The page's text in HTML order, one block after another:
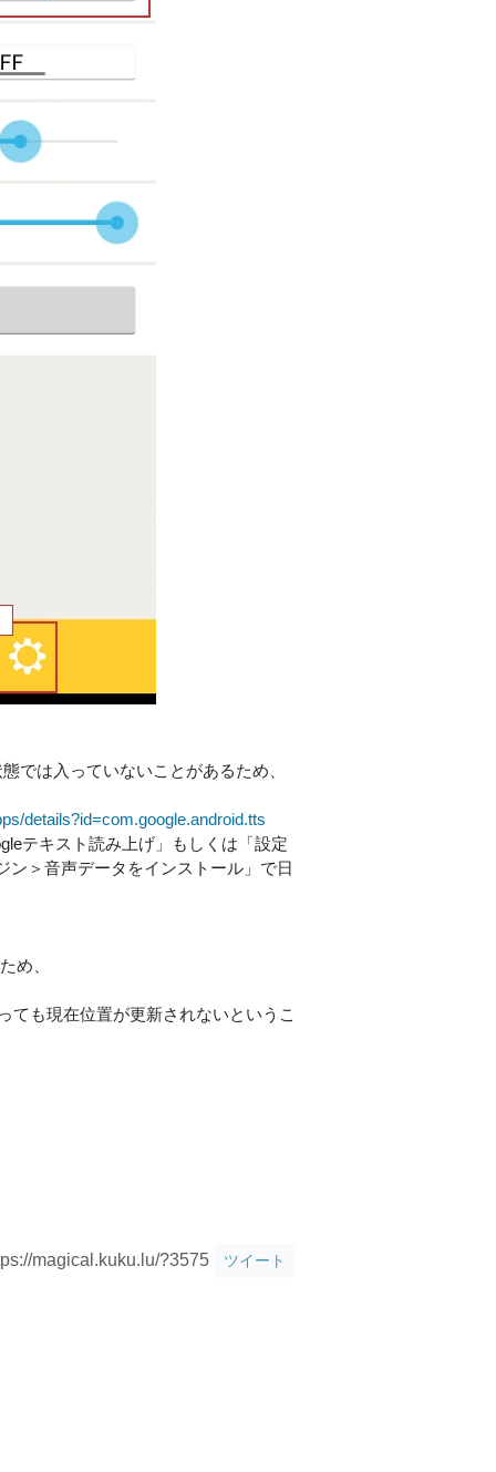
では入っていないことがあるため、
details?id=com.google.android.tts
テキスト読み上げ」もしくは「設定
＞音声データをインストール」で日
め、
ても現在位置が更新されないというこ
magical.kuku.lu/?3575 ツイート